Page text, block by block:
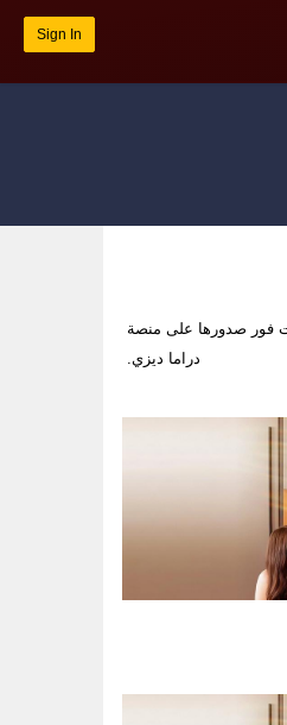
Sign In
فور صدورها على منصة
دراما ديزي.